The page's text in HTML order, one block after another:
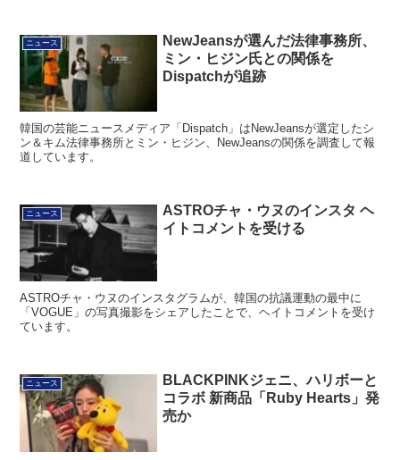
ニュース
NewJeansが選んだ法律事務所、
ミン・ヒジン氏との関係を
Dispatchが追跡
韓国の芸能ニュースメディア「Dispatch」はNewJeansが選定したシ
ン＆キム法律事務所とミン・ヒジン、NewJeansの関係を調査して報
道しています。
ニュース
ASTROチャ・ウヌのインスタ ヘ
イトコメントを受ける
ASTROチャ・ウヌのインスタグラムが、韓国の抗議運動の最中に
「VOGUE」の写真撮影をシェアしたことで、ヘイトコメントを受け
ています。
ニュース
BLACKPINKジェニ、ハリボーと
コラボ 新商品「Ruby Hearts」発
売か